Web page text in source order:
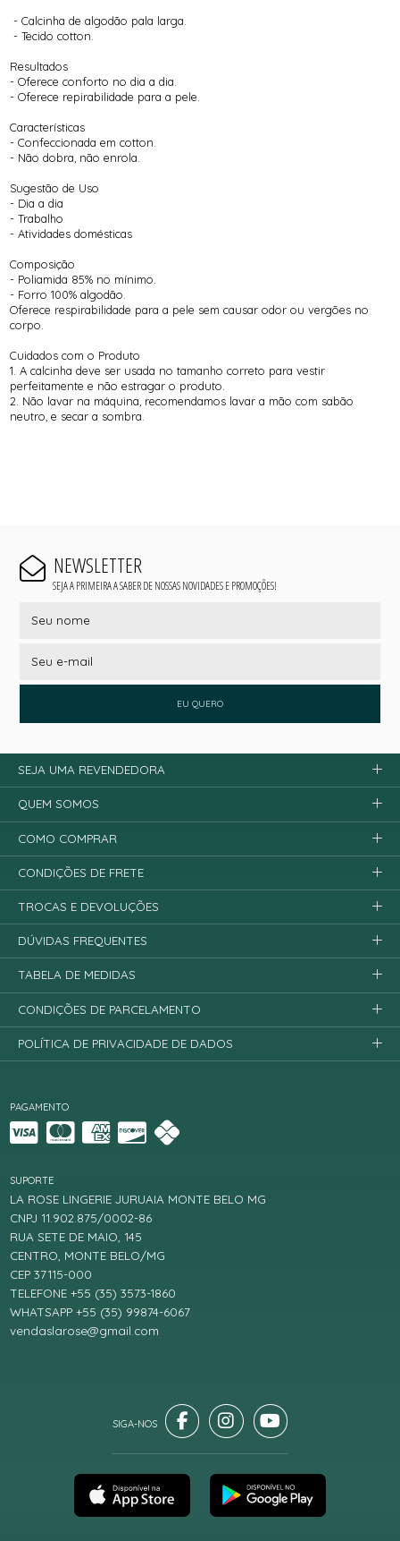
- Calcinha de algodão pala larga.
- Tecido cotton.
Resultados
- Oferece conforto no dia a dia.
- Oferece repirabilidade para a pele.
Características
- Confeccionada em cotton.
- Não dobra, não enrola.
Sugestão de Uso
- Dia a dia
- Trabalho
- Atividades domésticas
Composição
- Poliamida 85% no mínimo.
- Forro 100% algodão.
Oferece respirabilidade para a pele sem causar odor ou vergões no
corpo.
Cuidados com o Produto
1. A calcinha deve ser usada no tamanho correto para vestir
perfeitamente e não estragar o produto.
2. Não lavar na máquina, recomendamos lavar a mão com sabão
neutro, e secar a sombra.
NEWSLETTER
SEJA A PRIMEIRA A SABER DE NOSSAS NOVIDADES E PROMOÇÕES!
EU QUERO
PAGAMENTO
SUPORTE
LA ROSE LINGERIE JURUAIA MONTE BELO MG
CNPJ 11.902.875/0002-86
RUA SETE DE MAIO, 145
CENTRO, MONTE BELO/MG
CEP 37115-000
TELEFONE +55 (35) 3573-1860
WHATSAPP +55 (35) 99874-6067
vendaslarose@gmail.com
SEJA UMA REVENDEDORA
QUEM SOMOS
COMO COMPRAR
CONDIÇÕES DE FRETE
TROCAS E DEVOLUÇÕES
DÚVIDAS FREQUENTES
TABELA DE MEDIDAS
CONDIÇÕES DE PARCELAMENTO
POLÍTICA DE PRIVACIDADE DE DADOS